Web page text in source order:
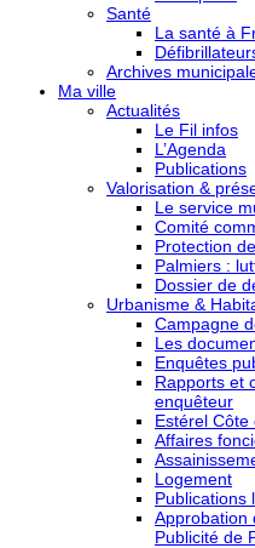
Santé
La santé à
Archives
Ma ville
Actualités
Le Fil infos
L’Agenda
Publications
Valorisation &
Le service
Comité
Protection
Palmiers :
Dossier de
Urbanisme &
Campagne
Les
Enquêtes
Rapports et
enquêteur
Estérel Côte
Affaires
Logement
Publications
Approbation
Publicité de